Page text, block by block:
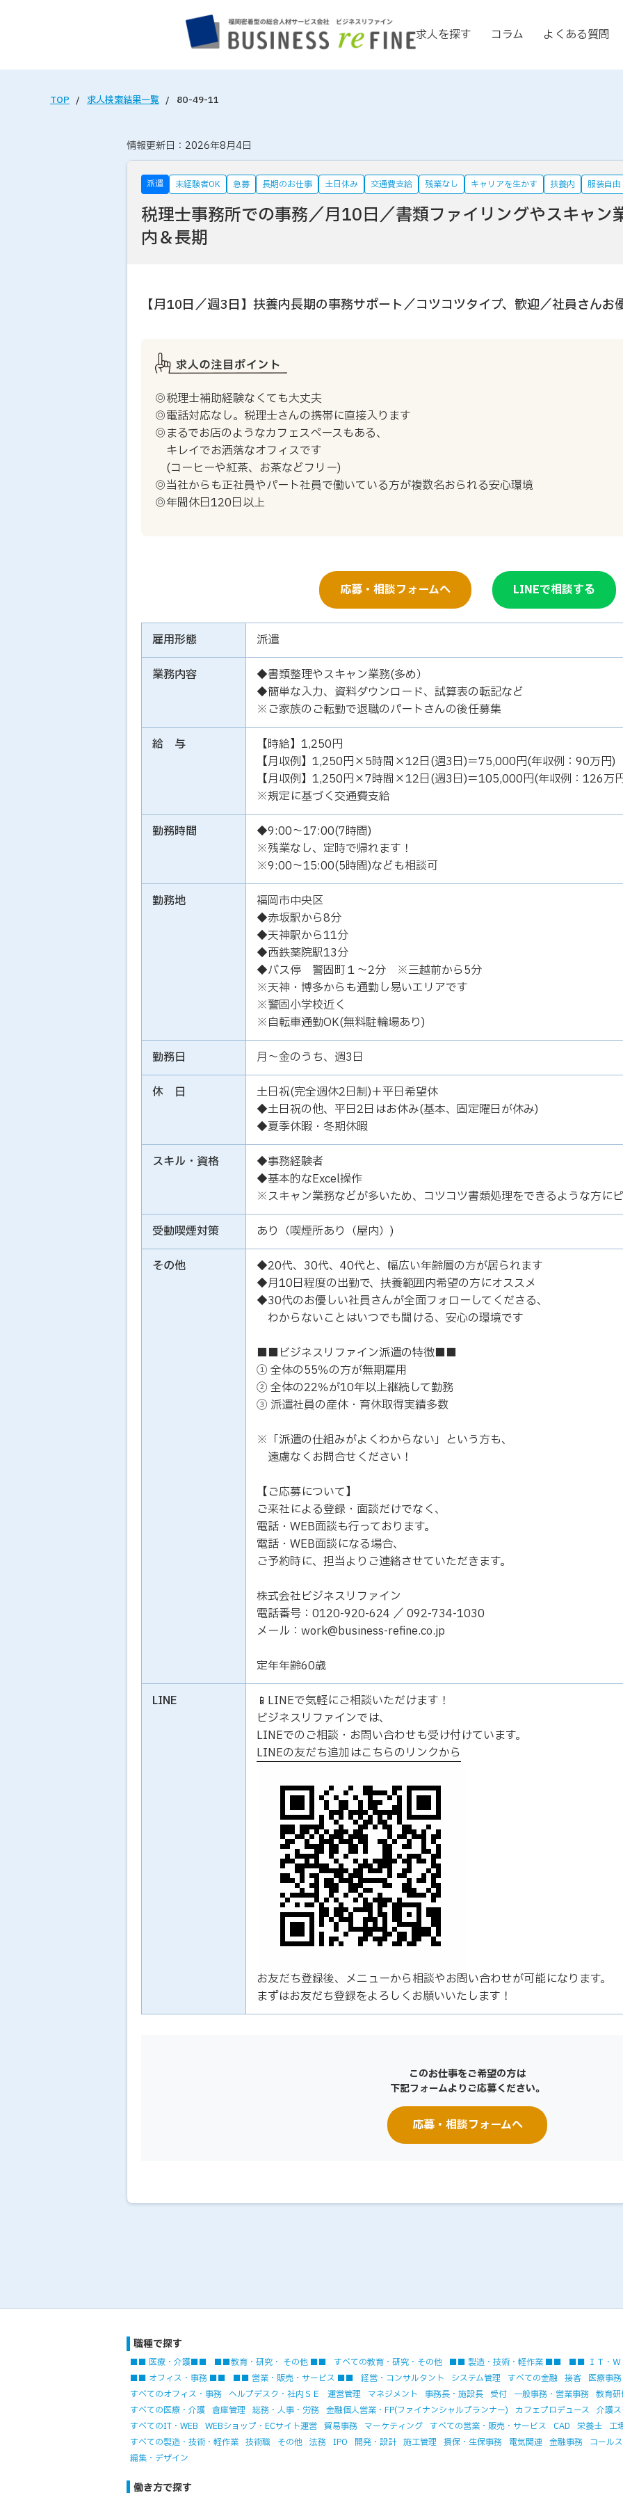
求人を探す コラム よくある質問
TOP 求人検索結果一覧 80-49-11
情報更新日：2026年8月4日
派遣 未経験者OK 急募 長期のお仕事 土日休み 交通費支給 残業なし キャリアを生かす 扶養内 服装自由
税理士事務所での事務／月10日／書類ファイリングやスキャン
内＆長期
【月10日／週3日】扶養内長期の事務サポート／コツコツタイプ、歓迎／社員さんお
◎税理士補助経験なくても大丈夫
◎電話対応なし。税理士さんの携帯に直接入ります
◎まるでお店のようなカフェスペースもある、
キレイでお洒落なオフィスです
(コーヒーや紅茶、お茶などフリー)
◎当社からも正社員やパート社員で働いている方が複数名おられる安心環境
◎年間休日120日以上
応募・相談フォームへ LINEで相談する
雇用形態 派遣
業務内容
◆書類整理やスキャン業務(多め）
◆簡単な入力、資料ダウンロード、試算表の転記など
※ご家族のご転勤で退職のパートさんの後任募集
給 与
【時給】1,250円
【月収例】1,250円×5時間×12日(週3日)＝75,000円(年収例：90万円)
【月収例】1,250円×7時間×12日(週3日)＝105,000円(年収例：126万
※規定に基づく交通費支給
勤務時間
◆9:00～17:00(7時間)
※残業なし、定時で帰れます！
※9:00～15:00(5時間)なども相談可
勤務地
福岡市中央区
◆赤坂駅から8分
◆天神駅から11分
◆西鉄薬院駅13分
◆バス停 警固町１～2分 ※三越前から5分
※天神・博多からも通勤し易いエリアです
※警固小学校近く
※自転車通勤OK(無料駐輪場あり)
勤務日 月～金のうち、週3日
休 日
土日祝(完全週休2日制)＋平日希望休
◆土日祝の他、平日2日はお休み(基本、固定曜日が休み)
◆夏季休暇・冬期休暇
スキル・資格
◆事務経験者
◆基本的なExcel操作
※スキャン業務などが多いため、コツコツ書類処理をできるような方に
受動喫煙対策 あり（喫煙所あり（屋内）)
その他
◆20代、30代、40代と、幅広い年齢層の方が居られます
◆月10日程度の出勤で、扶養範囲内希望の方にオススメ
◆30代のお優しい社員さんが全面フォローしてくださる、
わからないことはいつでも聞ける、安心の環境です
■■ビジネスリファイン派遣の特徴■■
① 全体の55％の方が無期雇用
② 全体の22％が10年以上継続して勤務
③ 派遣社員の産休・育休取得実績多数
※「派遣の仕組みがよくわからない」という方も、
遠慮なくお問合せください！
【ご応募について】
ご来社による登録・面談だけでなく、
電話・WEB面談も行っております。
電話・WEB面談になる場合、
ご予約時に、担当よりご連絡させていただきます。
株式会社ビジネスリファイン
電話番号：0120-920-624 ／ 092-734-1030
メール：work@business-refine.co.jp
定年年齢60歳
LINE
📱LINEで気軽にご相談いただけます！
ビジネスリファインでは、
LINEでのご相談・お問い合わせも受け付けています。
LINEの友だち追加はこちらのリンクから
お友だち登録後、メニューから相談やお問い合わせが可能になります。
まずはお友だち登録をよろしくお願いいたします！
このお仕事をご希望の方は
下記フォームよりご応募ください。
応募・相談フォームへ
職種で探す
■■ 医療・介護■■ ■■教育・研究・ その他 ■■ すべての教育・研究・その他 ■■ 製造・技術・軽作業 ■■
■■ ＩＴ・
■■ オフィス・事務 ■■
■■ 営業・販売・サービス ■■ 経営・コンサルタント システム管理 すべての金融 接客
医療事務
すべてのオフィス・事務
ヘルプデスク・社内ＳＥ 運営管理 マネジメント 事務長・施設長 受付 一般事務・営業事務 教育
すべての医療・介護 倉庫管理 総務・人事・労務 金融個人営業・FP(ファイナンシャルプランナー) カフェプロデュース
介護
すべてのIT・WEB
WEBショップ・ECサイト運営 貿易事務 マーケティング すべての営業・販売・サービス CAD 栄養士
工
すべての製造・技術・軽作業 技術職 その他 法務 IPO 開発・設計 施工管理 損保・生保事務 電気関連 金融事務
コール
編集・デザイン
働き方で探す